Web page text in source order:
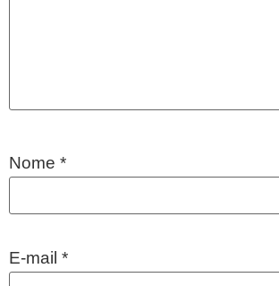
Nome *
E-mail *